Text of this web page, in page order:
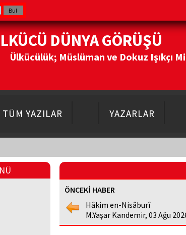
DÜNYA GÖRÜŞÜ
Ülkücülük; Müslüman ve Dokuz Işıkçı
TÜM YAZILAR YAZARLAR
ÖNCEKİ HABER
Hâkim en-Nisâburî
M.Yaşar Kandemir, 03 Ağu